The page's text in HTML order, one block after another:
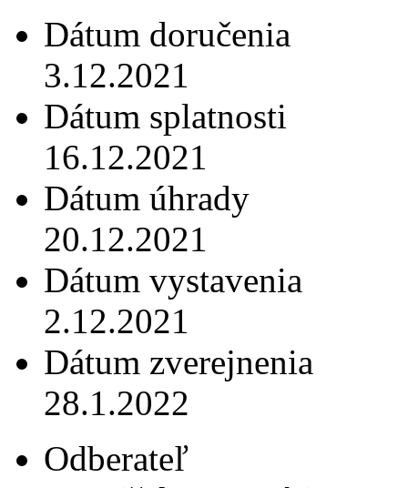
Dátum doručenia
3.12.2021
Dátum splatnosti
16.12.2021
Dátum úhrady
20.12.2021
Dátum vystavenia
2.12.2021
Dátum zverejnenia
28.1.2022
Odberateľ